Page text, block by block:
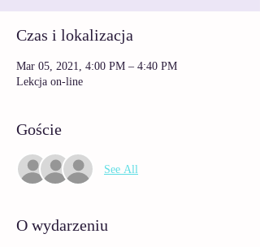
Czas i lokalizacja
Mar 05, 2021, 4:00 PM – 4:40 PM
Lekcja on-line
Goście
See All
O wydarzeniu